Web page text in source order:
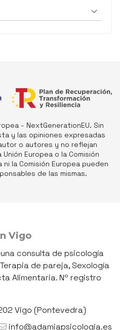
- NextGenerationEU. Sin
y las opiniones expresadas
o autores y no reflejan
Europea o la Comisión
ni la Comisión Europea pueden
de las mismas.
Vigo
consulta de psicología
de pareja, Sexología
Alimentaria. Nº registro
Vigo (Pontevedra)
info@adamiapsicologia.es